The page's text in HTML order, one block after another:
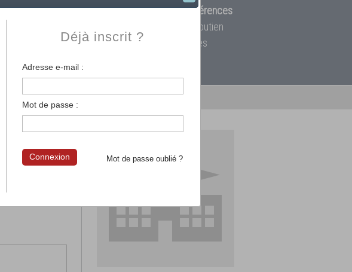
vous permet de trouver parmi12908 références
primaire au supérieur, mais aussi des cours de soutien
Ce moteur regroupe toutes les écoles privées
dans votre recherche d'école
Déjà inscrit ?
Adresse e-mail :
Mot de passe :
Mot de passe oublié ?
Connexion